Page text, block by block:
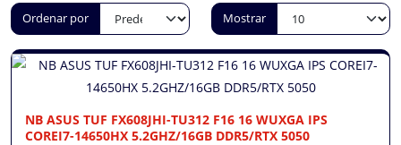
Ordenar por Mostrar
NB ASUS TUF FX608JHI-TU312 F16 16 WUXGA IPS
COREI7-14650HX 5.2GHZ/16GB DDR5/RTX 5050